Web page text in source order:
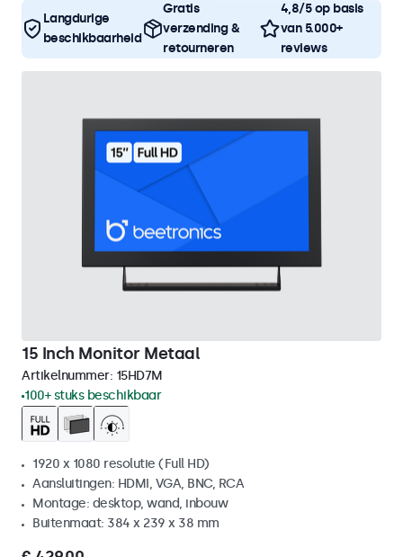
Langdurige
beschikbaarheid
Gratis
verzending &
retourneren
4,8/5 op basis
van 5.000+
reviews
15 Inch Monitor Metaal
Artikelnummer: 15HD7M
100+ stuks beschikbaar
1920 x 1080 resolutie (Full HD)
Aansluitingen: HDMI, VGA, BNC, RCA
Montage: desktop, wand, inbouw
Buitenmaat: 384 x 239 x 38 mm